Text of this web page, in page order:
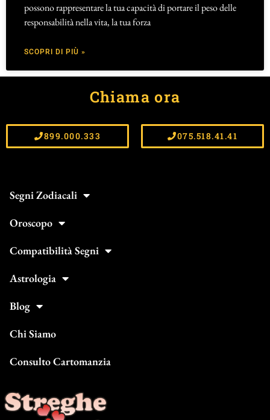
possono rappresentare la tua capacità di portare il peso delle
responsabilità nella vita, la tua forza
SCOPRI DI PIÙ »
Chiama ora
899.000.333 075.518.41.41
Segni Zodiacali
Oroscopo
Compatibilità Segni
Astrologia
Blog
Chi Siamo
Consulto Cartomanzia